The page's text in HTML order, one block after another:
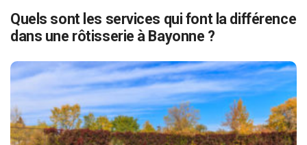
Quels sont les services qui font la différence
dans une rôtisserie à Bayonne ?